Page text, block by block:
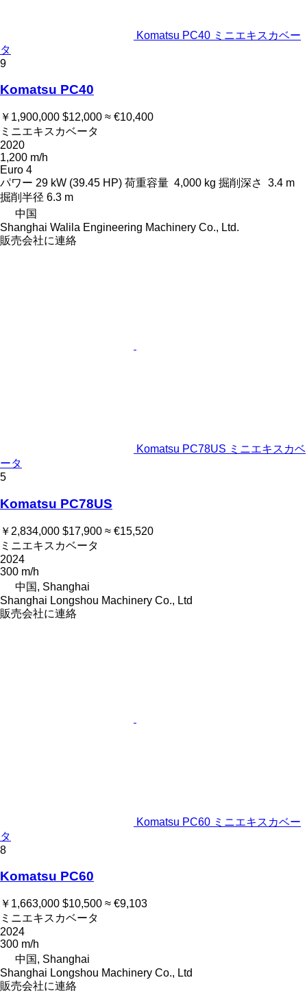
Komatsu PC40 ミニエキスカベー
タ
9
Komatsu PC40
￥1,900,000 $12,000 ≈ €10,400
ミニエキスカベータ
2020
1,200 m/h
Euro 4
パワー 29 kW (39.45 HP) 荷重容量 4,000 kg 掘削深さ
3.4 m
掘削半径 6.3 m
中国
Shanghai Walila Engineering Machinery Co., Ltd.
販売会社に連絡
Komatsu PC78US ミニエキスカベ
ータ
5
Komatsu PC78US
￥2,834,000 $17,900 ≈ €15,520
ミニエキスカベータ
2024
300 m/h
中国, Shanghai
Shanghai Longshou Machinery Co., Ltd
販売会社に連絡
Komatsu PC60 ミニエキスカベー
タ
8
Komatsu PC60
￥1,663,000 $10,500 ≈ €9,103
ミニエキスカベータ
2024
300 m/h
中国, Shanghai
Shanghai Longshou Machinery Co., Ltd
販売会社に連絡